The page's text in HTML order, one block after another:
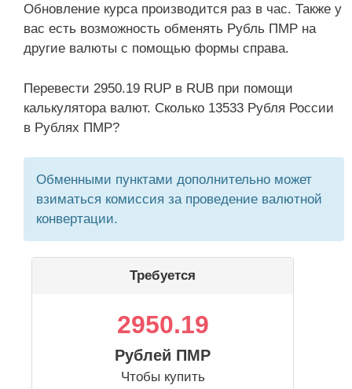
Обновление курса производится раз в час. Также у
вас есть возможность обменять Рубль ПМР на
другие валюты с помощью формы справа.
Перевести 2950.19 RUP в RUB при помощи
калькулятора валют. Сколько 13533 Рубля России
в Рублях ПМР?
Обменными пунктами дополнительно может
взиматься комиссия за проведение валютной
конвертации.
Требуется
2950.19
Рублей ПМР
Чтобы купить